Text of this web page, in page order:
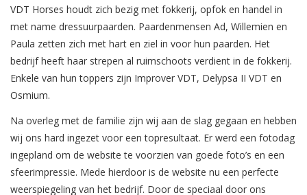
VDT Horses houdt zich bezig met fokkerij, opfok en handel in
met name dressuurpaarden. Paardenmensen Ad, Willemien en
Paula zetten zich met hart en ziel in voor hun paarden. Het
bedrijf heeft haar strepen al ruimschoots verdient in de fokkerij.
Enkele van hun toppers zijn Improver VDT, Delypsa II VDT en
Osmium.
Na overleg met de familie zijn wij aan de slag gegaan en hebben
wij ons hard ingezet voor een topresultaat. Er werd een fotodag
ingepland om de website te voorzien van goede foto’s en een
sfeerimpressie. Mede hierdoor is de website nu een perfecte
weerspiegeling van het bedrijf. Door de speciaal door ons